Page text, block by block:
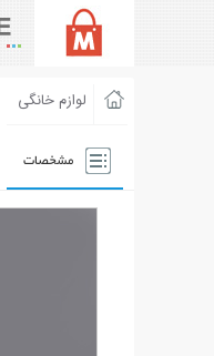
لوازم خانگی
مشخصات